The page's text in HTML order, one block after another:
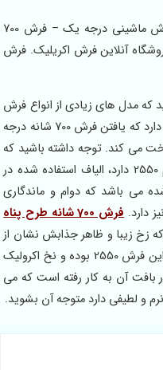
خرید آنلاین فرش 700 شانه – قیمت فرش ماشینی درجه یک – فرش 700
آنلاین فرش اکریلیک. فرش
که مدل های زیادی از انواع فرش
هفتصد شانه تبدیلی، طرح 700 و... وجود دارد که یافتن فرش 700 شانه درجه
می کند. توجه داشته باشید که
و درجه یک تراکم 2550 دارد، الیاف استفاده شده در
هیت ست شده می باشد که دوام و ماندگاری
دارد.فرش 700 شانه طرح پناه
فرش 10 رنگ است که زخ زیبا و ظاهر جذابش نشان از
کیفیت و اصالت آن دارد، همچنین تراکم این فرش 2550 بوده و نخ اکرولیک
بافت آن به کار رفته است که می
و لطیفی دارد متوجه آن بشوید.